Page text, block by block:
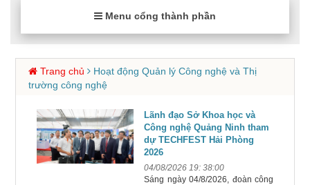
Menu cổng thành phần
Trang chủ
Hoạt động Quản lý Công nghệ và Thị
trường công nghệ
Lãnh đạo Sở Khoa học và
Công nghệ Quảng Ninh tham
dự TECHFEST Hải Phòng
2026
04/08/2026 19: 38:00
Sáng ngày 04/8/2026, đoàn công